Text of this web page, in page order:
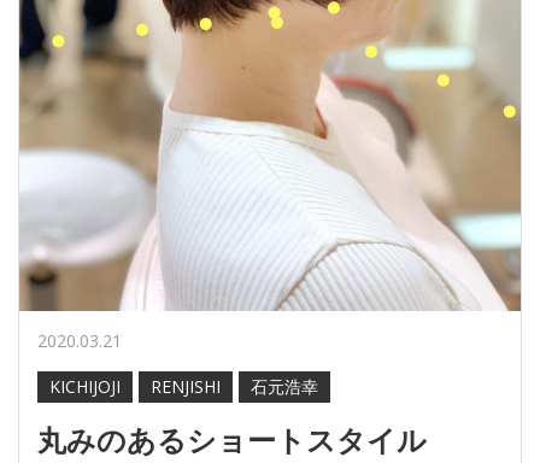
2020.03.21
KICHIJOJI
RENJISHI 石元浩幸
丸みのあるショートスタイル